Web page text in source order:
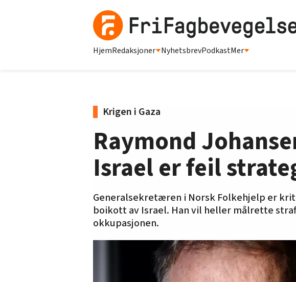
HjemRedaksjoner NyhetsbrevPodkastMer
Krigen i Gaza
Raymond
Israel er feil
Generalsekretæren i Norsk Folkehjelp er
boikott av Israel. Han vil heller målrette
okkupasjonen.